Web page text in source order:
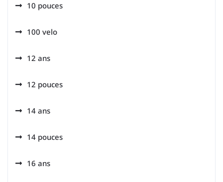
10 pouces
100 velo
12 ans
12 pouces
14 ans
14 pouces
16 ans